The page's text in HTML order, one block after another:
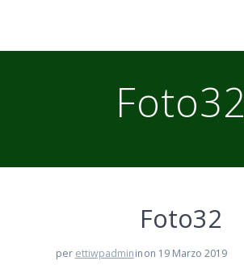
Foto32
Foto32
per ettiwpadmininon 19 Marzo 2019